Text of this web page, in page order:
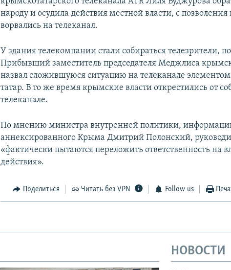
народу и осудила действия местной власти, с
ворвались на телеканал.
У здания телекомпании стали собираться телезрители,
Прибывший заместитель председателя Меджлиса
назвал сложившуюся ситуацию на телеканале
татар. В то же время крымские власти открестились от
телеканале.
По мнению министра внутренней политики,
аннексированного Крыма Дмитрий Полонский,
«фактически пытаются переложить ответственность на
действия».
Поделиться Читать без VPN Follow us
НОВОСТИ